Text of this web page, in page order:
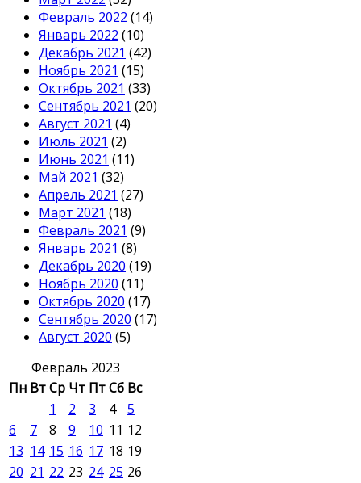
Февраль 2022 (14)
Январь 2022 (10)
Декабрь 2021 (42)
Ноябрь 2021 (15)
Октябрь 2021 (33)
Сентябрь 2021 (20)
Август 2021 (4)
Июль 2021 (2)
Июнь 2021 (11)
Май 2021 (32)
Апрель 2021 (27)
Март 2021 (18)
Февраль 2021 (9)
Январь 2021 (8)
Декабрь 2020 (19)
Ноябрь 2020 (11)
Октябрь 2020 (17)
Сентябрь 2020 (17)
Август 2020 (5)
Февраль 2023
Пн ВтСр Чт ПтСб Вс
1
2 3 4
5
6
7 8 9 10 11 12
13 14 15 16 17 18 19
20 21 22 23 24 25 26